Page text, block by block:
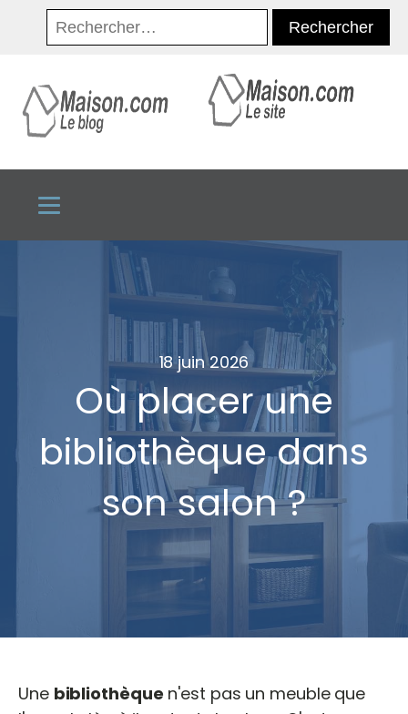
Rechercher :
18 juin 2026
Où placer une
bibliothèque dans
son salon ?
Une bibliothèque n'est pas un meuble que